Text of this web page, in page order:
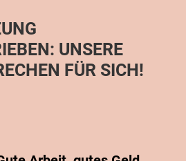
UNSERE
FÜR SICH!